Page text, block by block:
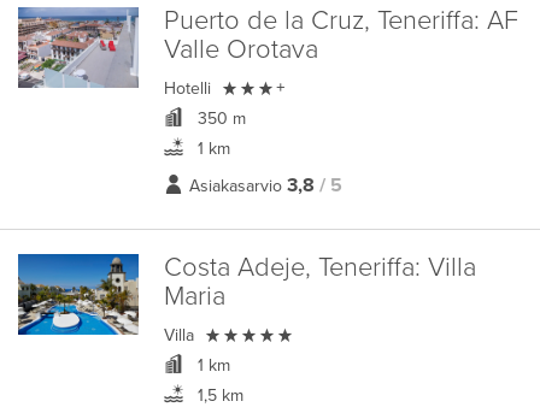
Puerto de la Cruz, Teneriffa: AF
Valle Orotava
Hotelli  +
350 m
1 km
Asiakasarvio 3,8 / 5
Costa Adeje, Teneriffa: Villa
Maria
Villa 
1 km
1,5 km